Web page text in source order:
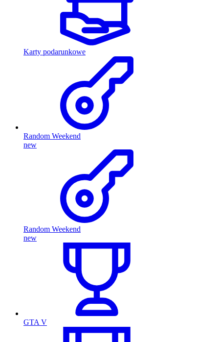
Karty podarunkowe
Random Weekend
new
Random Weekend
new
GTA V